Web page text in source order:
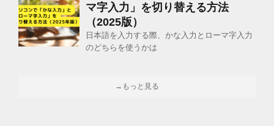
マ字入力」を切り替える方法
（2025版）
日本語を入力する際、かな入力とローマ字入力
のどちらを使うかは
→もっと見る